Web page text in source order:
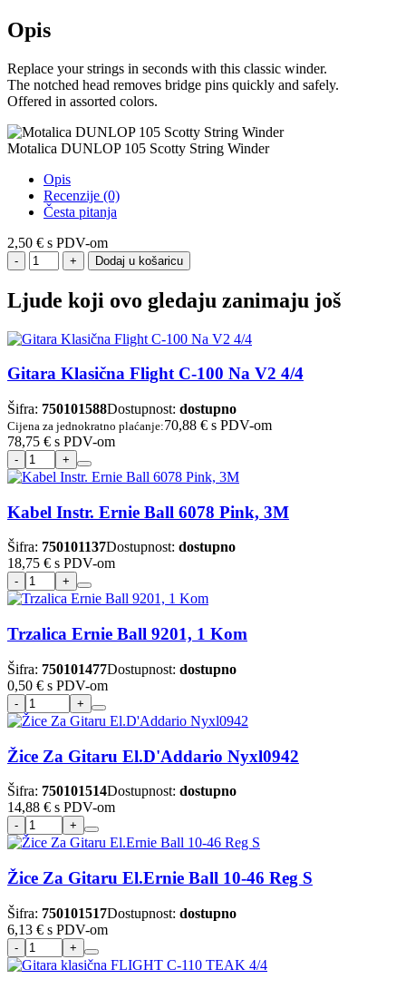
Opis
Replace your strings in seconds with this classic winder.
The notched head removes bridge pins quickly and safely.
Offered in assorted colors.
Motalica DUNLOP 105 Scotty String Winder
Opis
Recenzije (0)
Česta pitanja
2,50 € s PDV-om
Dodaj u košaricu
Ljude koji ovo gledaju zanimaju još
Gitara Klasična Flight C-100 Na V2 4/4
Šifra: 750101588Dostupnost: dostupno
Cijena za jednokratno plaćanje:70,88 € s PDV-om
78,75 € s PDV-om
Kabel Instr. Ernie Ball 6078 Pink, 3M
Šifra: 750101137Dostupnost: dostupno
18,75 € s PDV-om
Trzalica Ernie Ball 9201, 1 Kom
Šifra: 750101477Dostupnost: dostupno
0,50 € s PDV-om
Žice Za Gitaru El.D'Addario Nyxl0942
Šifra: 750101514Dostupnost: dostupno
14,88 € s PDV-om
Žice Za Gitaru El.Ernie Ball 10-46 Reg S
Šifra: 750101517Dostupnost: dostupno
6,13 € s PDV-om